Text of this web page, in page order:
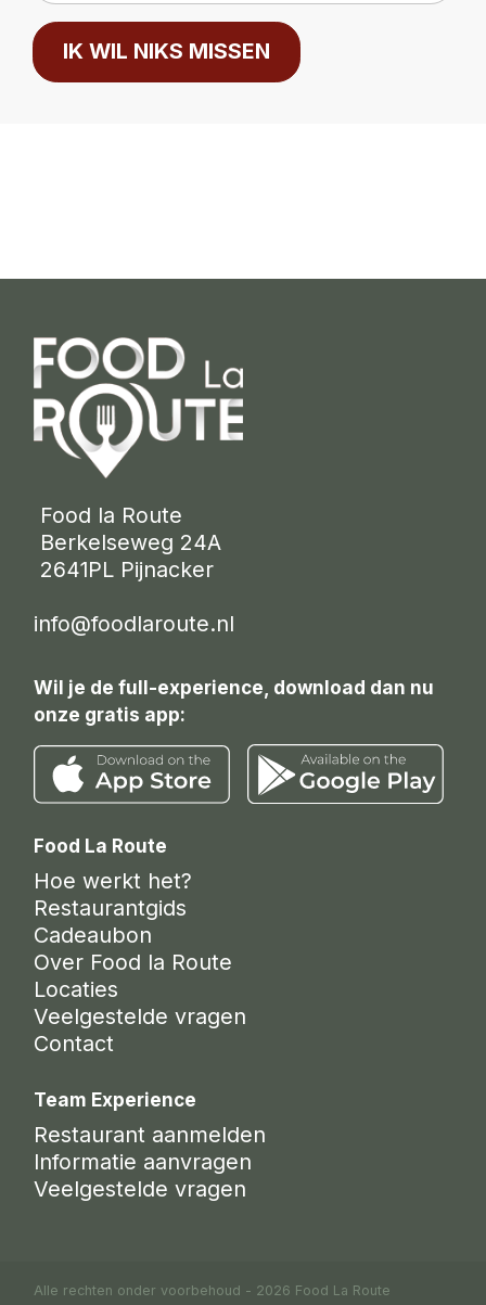
IK WIL NIKS MISSEN
Food la Route
Berkelseweg 24A
2641PL Pijnacker
info@foodlaroute.nl
Wil je de full-experience, download dan nu
onze gratis app:
Food La Route
Hoe werkt het?
Restaurantgids
Cadeaubon
Over Food la Route
Locaties
Veelgestelde vragen
Contact
Team Experience
Restaurant aanmelden
Informatie aanvragen
Veelgestelde vragen
Alle rechten onder voorbehoud - 2026 Food La Route